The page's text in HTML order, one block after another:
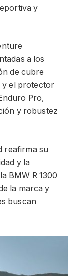
y
a los
de cubre
y el protector
Pro,
y robustez
reafirma su
y la
BMW R 1300
la marca y
buscan